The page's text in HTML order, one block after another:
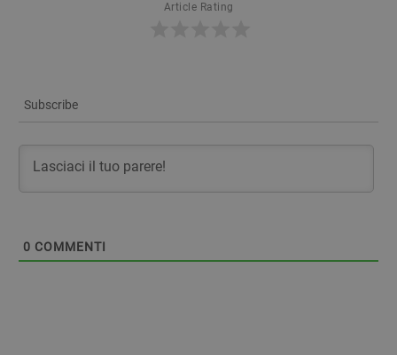
Article Rating
Subscribe
0 COMMENTI